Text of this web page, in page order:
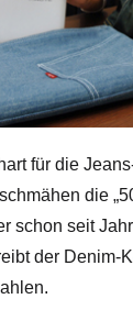
für die
die
schon seit
der Denim-